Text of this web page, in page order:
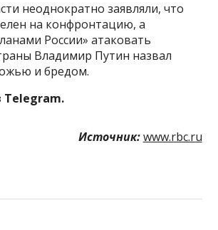
неоднократно заявляли, что
на конфронтацию, а
России» атаковать
Владимир Путин назвал
и бредом.
Telegram.
Источник: www.rbc.ru